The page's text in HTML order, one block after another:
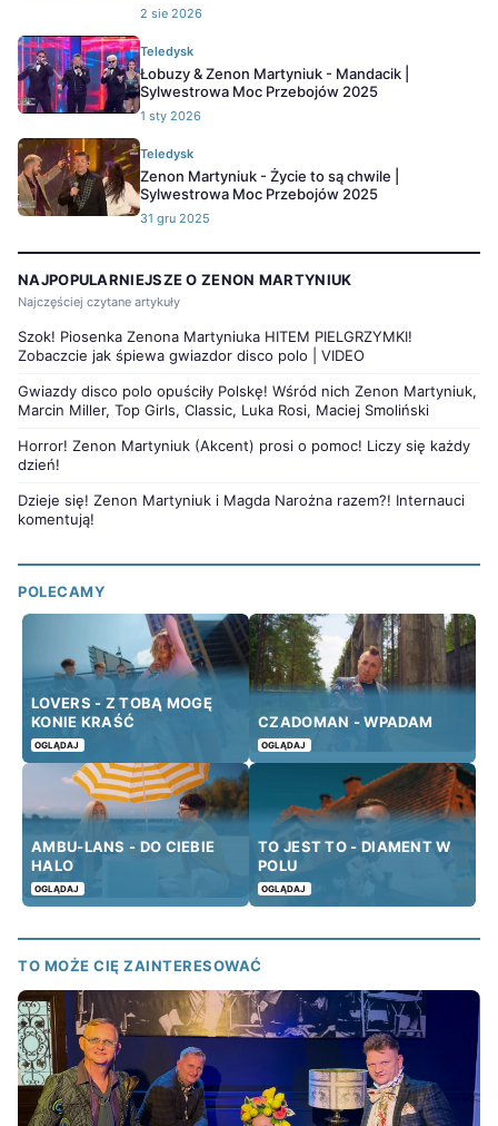
2 sie 2026
Teledysk
Łobuzy & Zenon Martyniuk - Mandacik |
Sylwestrowa Moc Przebojów 2025
1 sty 2026
Teledysk
Zenon Martyniuk - Życie to są chwile |
Sylwestrowa Moc Przebojów 2025
31 gru 2025
NAJPOPULARNIEJSZE O ZENON MARTYNIUK
Najczęściej czytane artykuły
Szok! Piosenka Zenona Martyniuka HITEM PIELGRZYMKI!
Zobaczcie jak śpiewa gwiazdor disco polo | VIDEO
Gwiazdy disco polo opuściły Polskę! Wśród nich Zenon Martyniuk,
Marcin Miller, Top Girls, Classic, Luka Rosi, Maciej Smoliński
Horror! Zenon Martyniuk (Akcent) prosi o pomoc! Liczy się każdy
dzień!
Dzieje się! Zenon Martyniuk i Magda Narożna razem?! Internauci
komentują!
POLECAMY
LOVERS - Z TOBĄ MOGĘ
KONIE KRAŚĆ
OGLĄDAJ
CZADOMAN - WPADAM
OGLĄDAJ
AMBU-LANS - DO CIEBIE
HALO
OGLĄDAJ
TO JEST TO - DIAMENT W
POLU
OGLĄDAJ
TO MOŻE CIĘ ZAINTERESOWAĆ